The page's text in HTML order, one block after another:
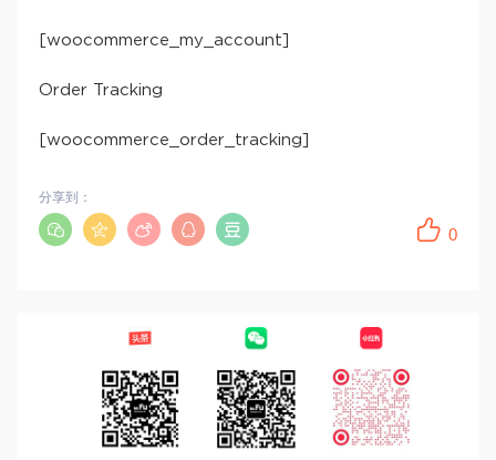
[woocommerce_my_account]
Order Tracking
[woocommerce_order_tracking]
0
分享到：